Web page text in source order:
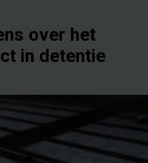
over het
in detentie